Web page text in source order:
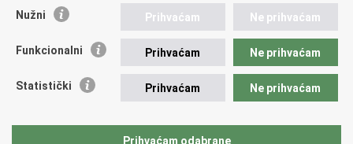
Ispiši
Podijeli
Facebooku
Twitteru
Republika Hrvatska
Trg N.Š. Zrinskog 7-8, 10000 Zagreb
fax: +385 (0)1 4551 795, +385 (0)1 4920 149
Nužni Prihvaćam Ne prihvaćam
Funkcionalni Prihvaćam Ne prihvaćam
Statistički Prihvaćam Ne prihvaćam
Prihvaćam odabrane